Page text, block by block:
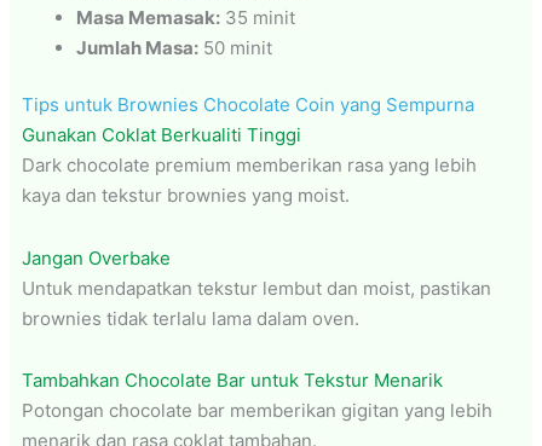
Masa Memasak: 35 minit
Jumlah Masa: 50 minit
Tips untuk Brownies Chocolate Coin yang Sempurna
Gunakan Coklat Berkualiti Tinggi
Dark chocolate premium memberikan rasa yang lebih
kaya dan tekstur brownies yang moist.
Jangan Overbake
Untuk mendapatkan tekstur lembut dan moist, pastikan
brownies tidak terlalu lama dalam oven.
Tambahkan Chocolate Bar untuk Tekstur Menarik
Potongan chocolate bar memberikan gigitan yang lebih
menarik dan rasa coklat tambahan.